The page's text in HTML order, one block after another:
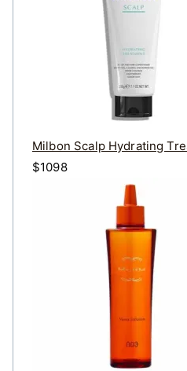
：
Milbon Scalp Hydrating
$1098價